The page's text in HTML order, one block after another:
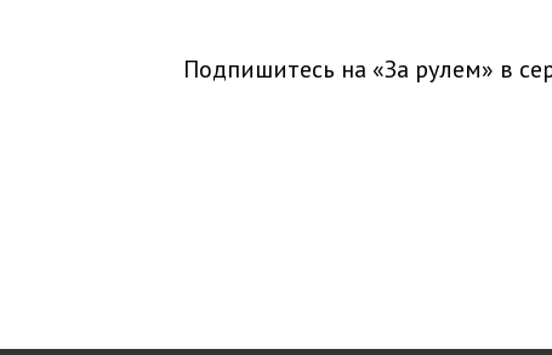
Подпишитесь на «За рулем» в